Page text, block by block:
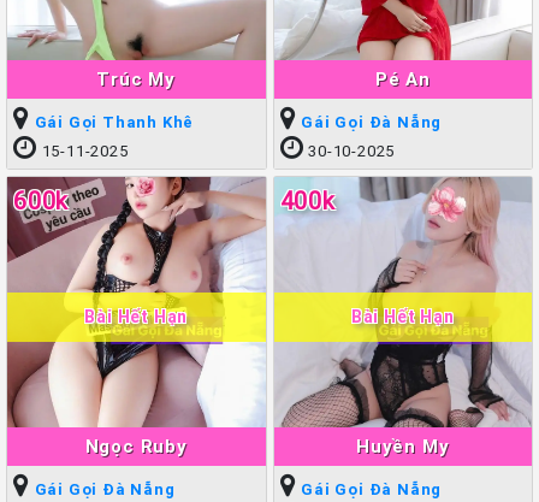
Trúc My
Gái Gọi Thanh Khê
15-11-2025
Pé An
Gái Gọi Đà Nẵng
30-10-2025
Ngọc Ruby
600k
Bài Hết Hạn
Gái Gọi Đà Nẵng
Huyền My
400k
Bài Hết Hạn
Gái Gọi Đà Nẵng